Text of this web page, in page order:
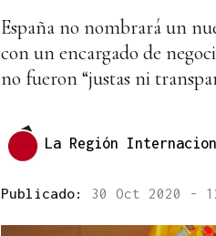
España no nombrará un
con un encargado de
no fueron “justas ni
La Región
Publicado: 30 Oct 2020 -